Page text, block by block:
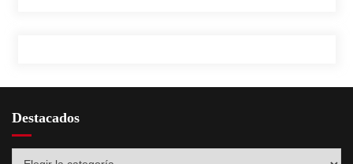
Destacados